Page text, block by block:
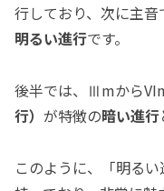
行しており、次に主
明るい進行です。
後半では、Ⅲmから
行） が特徴の暗い進行
このように、「明る